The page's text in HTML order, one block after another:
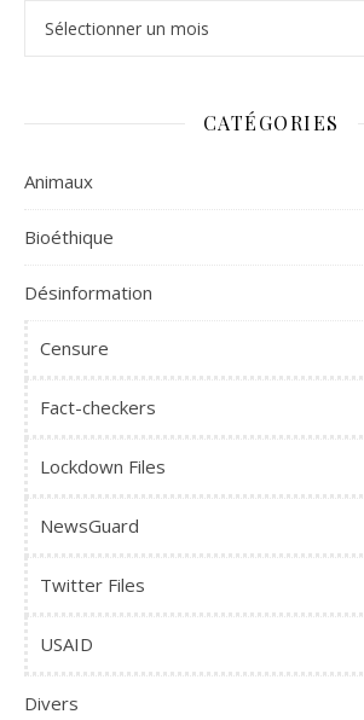
CATÉGORIES
Animaux
Bioéthique
Désinformation
Censure
Fact-checkers
Lockdown Files
NewsGuard
Twitter Files
USAID
Divers